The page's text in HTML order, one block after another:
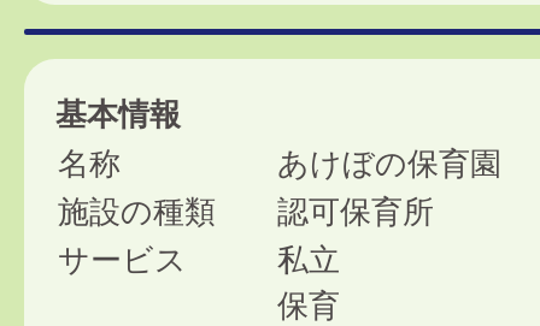
基本情報
名称
あけぼの保育園
施設の種類
認可保育所
サービス
私立
保育